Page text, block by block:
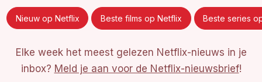
Nieuw op Netflix Beste films op Netflix Beste series
Elke week het meest gelezen Netflix-nieuws in je
inbox? Meld je aan voor de Netflix-nieuwsbrief!